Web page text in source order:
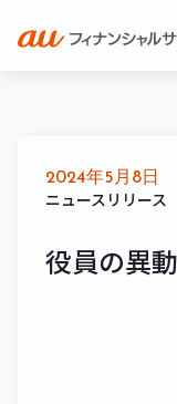
2024年5月8日
ニュースリリース
役員の異